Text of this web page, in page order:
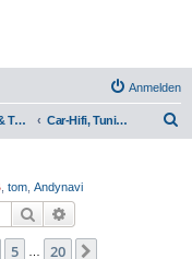
Anmelden
Werkstatt & Technik Car-Hifi, Tuning & Navigation
tom Andynavi
Suche
5 20